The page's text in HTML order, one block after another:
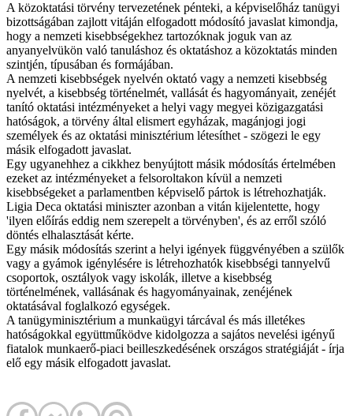
A közoktatási törvény tervezetének pénteki, a képviselőház tanügyi
bizottságában zajlott vitáján elfogadott módosító javaslat kimondja,
hogy a nemzeti kisebbségekhez tartozóknak joguk van az
anyanyelvükön való tanuláshoz és oktatáshoz a közoktatás minden
szintjén, típusában és formájában.
A nemzeti kisebbségek nyelvén oktató vagy a nemzeti kisebbség
nyelvét, a kisebbség történelmét, vallását és hagyományait, zenéjét
tanító oktatási intézményeket a helyi vagy megyei közigazgatási
hatóságok, a törvény által elismert egyházak, magánjogi jogi
személyek és az oktatási minisztérium létesíthet - szögezi le egy
másik elfogadott javaslat.
Egy ugyanehhez a cikkhez benyújtott másik módosítás értelmében
ezeket az intézményeket a felsoroltakon kívül a nemzeti
kisebbségeket a parlamentben képviselő pártok is létrehozhatják.
Ligia Deca oktatási miniszter azonban a vitán kijelentette, hogy
'ilyen előírás eddig nem szerepelt a törvényben', és az erről szóló
döntés elhalasztását kérte.
Egy másik módosítás szerint a helyi igények függvényében a szülők
vagy a gyámok igénylésére is létrehozhatók kisebbségi tannyelvű
csoportok, osztályok vagy iskolák, illetve a kisebbség
történelmének, vallásának és hagyományainak, zenéjének
oktatásával foglalkozó egységek.
A tanügyminisztérium a munkaügyi tárcával és más illetékes
hatóságokkal együttműködve kidolgozza a sajátos nevelési igényű
fiatalok munkaerő-piaci beilleszkedésének országos stratégiáját - írja
elő egy másik elfogadott javaslat.